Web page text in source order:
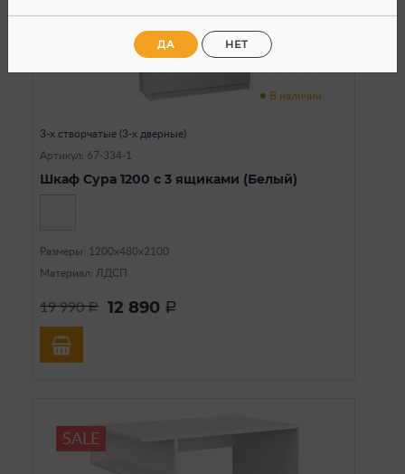
В наличии
3-х створчатые (3-х дверные)
Артикул: 67-334-1
Шкаф Сура 1200 с 3 ящиками (Белый)
Размеры: 1200х480х2100
Материал: ЛДСП
19 990a 12 890 a
SALE
ДА НЕТ